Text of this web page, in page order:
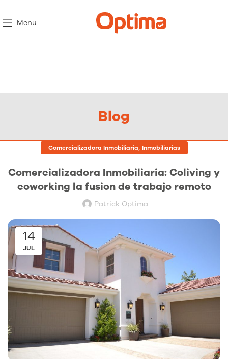
Menu
Blog
Comercializadora Inmobiliaria, Inmobiliarias
Comercializadora Inmobiliaria: Coliving y
coworking la fusion de trabajo remoto
Patrick Optima
14
JUL